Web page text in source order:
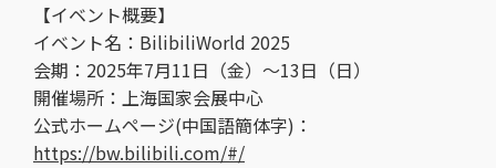
【イベント概要】
イベント名：BilibiliWorld 2025
会期：2025年7月11日（金）〜13日（日）
開催場所：上海国家会展中心
公式ホームページ(中国語簡体字)：
https://bw.bilibili.com/#/